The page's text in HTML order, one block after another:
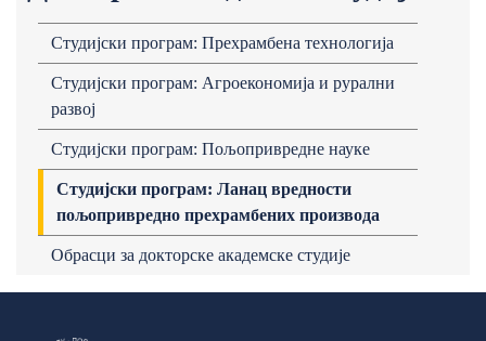
Студијски програм: Прехрамбена технологија
Студијски програм: Агроекономија и рурални
развој
Студијски програм: Пољопривредне науке
Студијски програм: Ланац вредности
пољопривредно прехрамбених производа
Обрасци за докторске академске студије